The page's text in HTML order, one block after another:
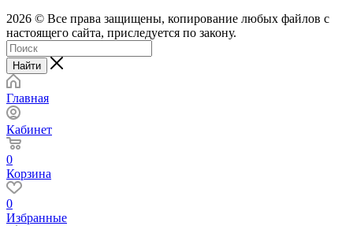
2026 © Все права защищены, копирование любых файлов с
настоящего сайта, приследуется по закону.
Найти
Главная
Кабинет
0
Корзина
0
Избранные